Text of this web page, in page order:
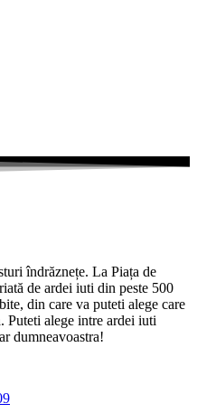
îndrăznețe. La Piața de
de ardei iuti din peste 500
din care va puteti alege care
Puteti alege intre ardei iuti
dumneavoastra!